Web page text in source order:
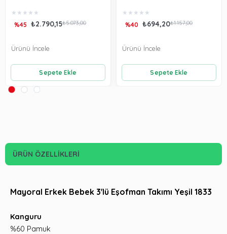
★ ★ ★ ★ ★
₺2.790,15₺5.073,00
%45
Sepete Ekle
Ürünü İncele
★ ★ ★ ★ ★
₺694,20₺1.157,00
%40
Sepete Ekle
Ürünü İncele
ÜRÜN ÖZELLIKLERI
Mayoral Erkek Bebek 3'lü Eşofman Takımı Yeşil 1833
Kanguru
%60 Pamuk